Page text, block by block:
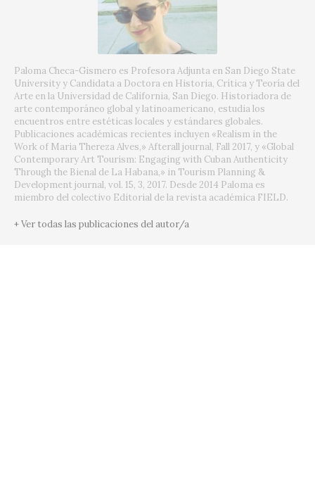
Paloma Checa-Gismero es Profesora Adjunta en San Diego State
University y Candidata a Doctora en Historia, Crítica y Teoría del
Arte en la Universidad de California, San Diego. Historiadora de
arte contemporáneo global y latinoamericano, estudia los
encuentros entre estéticas locales y estándares globales.
Publicaciones académicas recientes incluyen «Realism in the
Work of Maria Thereza Alves,» Afterall journal, Fall 2017, y «Global
Contemporary Art Tourism: Engaging with Cuban Authenticity
Through the Bienal de La Habana,» in Tourism Planning &
Development journal, vol. 15, 3, 2017. Desde 2014 Paloma es
miembro del colectivo Editorial de la revista académica FIELD.
+ Ver todas las publicaciones del autor/a